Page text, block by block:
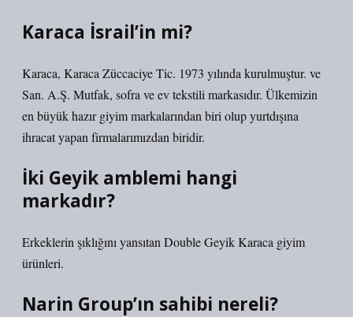
Karaca İsrail’in mi?
Karaca, Karaca Züccaciye Tic. 1973 yılında kurulmuştur. ve
San. A.Ş. Mutfak, sofra ve ev tekstili markasıdır. Ülkemizin
en büyük hazır giyim markalarından biri olup yurtdışına
ihracat yapan firmalarımızdan biridir.
İki Geyik amblemi hangi
markadır?
Erkeklerin şıklığını yansıtan Double Geyik Karaca giyim
ürünleri.
Narin Group’ın sahibi nereli?